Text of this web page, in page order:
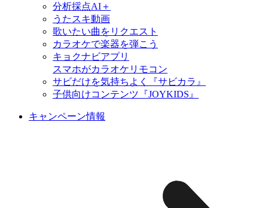
分析採点AI＋
うたスキ動画
歌いたい曲をリクエスト
カラオケで楽器を弾こう
キョクナビアプリ
スマホがカラオケリモコン
サビだけを気持ちよく『サビカラ』
子供向けコンテンツ『JOYKIDS』
キャンペーン情報